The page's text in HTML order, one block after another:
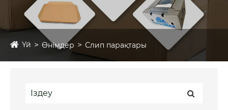
Үй Өнімдер Слип парақтары